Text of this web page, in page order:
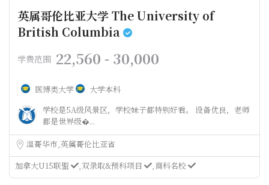
英属哥伦比亚大学 The University of
British Columbia
学费范围 22,560 - 30,000
医博类大学
大学本科
学校是5A级风景区，学校妹子都特别好看。 设备优良，老师
都是世界级�...
温哥华市 英属哥伦比亚省
加拿大U15联盟
双录取&预科项目 商科名校